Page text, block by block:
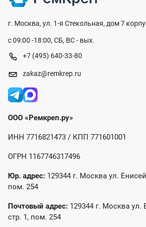
г. Москва, ул. 1-я Стекольная, дом 7
с 09:00 -18:00, СБ, ВС - вых.
+7 (495) 640-33-80
zakaz@remkrep.ru
ООО «Ремкреп.ру»
ИНН 7716821473 / КПП 771601001
ОГРН 1167746317496
Юр. адрес: 129344 г. Москва ул.
пом. 254
Почтовый адрес: 129344 г. Москва ул.
стр. 1, пом. 254